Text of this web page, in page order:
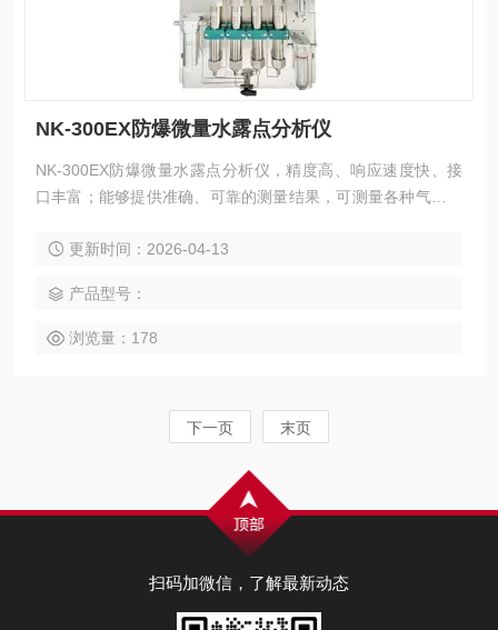
NK-300EX防爆微量水露点分析仪
NK-300EX防爆微量水露点分析仪，精度高、响应速度快、接
口丰富；能够提供准确、可靠的测量结果，可测量各种气体中
分析场合。无论是在生产过程控制、产品质量保证还是实验研
质量标准。
更新时间：2026-04-13
产品型号：
浏览量：178
下一页 末页
扫码加微信，了解最新动态